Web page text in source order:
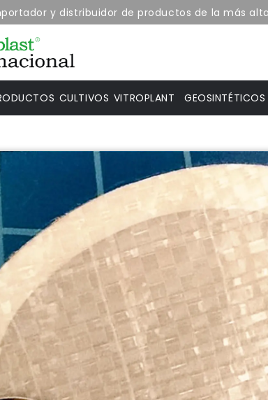
y distribuidor de productos de la más alta
CULTIVOS VITROPLANT GEOSINTÉTICOS